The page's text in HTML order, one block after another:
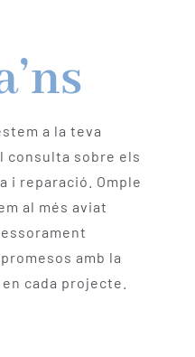
a la teva
consulta sobre els
i reparació. Omple
al més aviat
amb la
cada projecte.